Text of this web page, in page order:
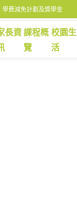
學費減免計劃及獎學金
長資課程概
覽
校園生
活